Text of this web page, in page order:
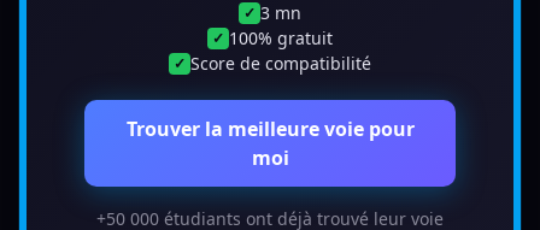
✓ 3 mn
✓ 100% gratuit
✓ Score de compatibilité
Trouver la meilleure voie pour
moi
+50 000 étudiants ont déjà trouvé leur voie